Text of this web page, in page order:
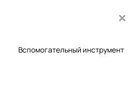
Вспомогательный инструмент